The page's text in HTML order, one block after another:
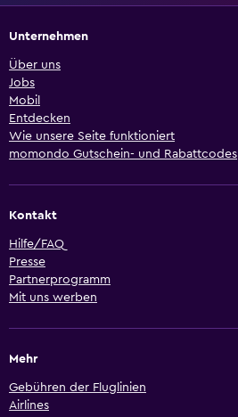
Unternehmen
Über uns
Jobs
Mobil
Entdecken
Wie unsere Seite funktioniert
momondo Gutschein- und Rabattcodes
Kontakt
Hilfe/FAQ
Presse
Partnerprogramm
Mit uns werben
Mehr
Gebühren der Fluglinien
Airlines